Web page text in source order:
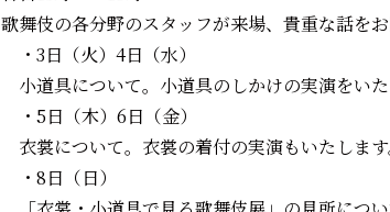
歌舞伎の各分野のスタッフが来場、貴重な話をお
・3日（火）4日（水）
小道具について。小道具のしかけの実演をいた
・5日（木）6日（金）
衣裳について。衣裳の着付の実演もいたします
・8日（日）